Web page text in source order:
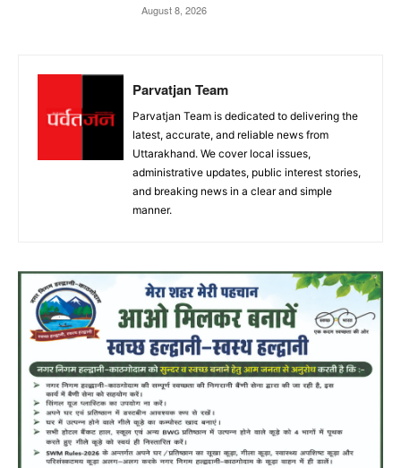
August 8, 2026
Parvatjan Team
Parvatjan Team is dedicated to delivering the
latest, accurate, and reliable news from
Uttarakhand. We cover local issues,
administrative updates, public interest stories,
and breaking news in a clear and simple
manner.